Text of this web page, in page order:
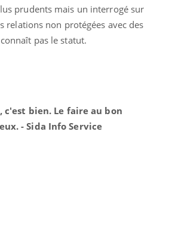
prudents mais un interrogé sur
relations non protégées avec des
pas le statut.
c'est bien. Le faire au bon
- Sida Info Service